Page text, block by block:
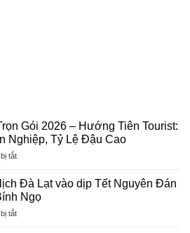
Gói 2026 – Hướng Tiên Tourist:
Nghiệp, Tỷ Lệ Đậu Cao
tắtở
Vụ
Visa
Trọn
Gói
Đà Lạt vào dịp Tết Nguyên Đán
Ngọ
tắtở